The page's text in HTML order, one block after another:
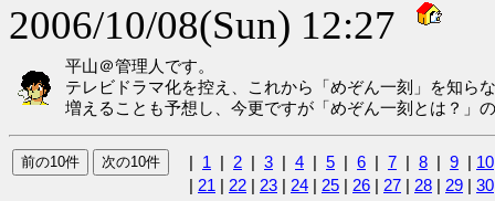
2006/10/08(Sun) 12:27
平山＠管理人です。
テレビドラマ化を控え、これから「めぞん一刻」を知ら
増えることも予想し、今更ですが「めぞん一刻とは？」
| 1 | 2 | 3 | 4 | 5 | 6 | 7 | 8 | 9 | 10
| 21 | 22 | 23 | 24 | 25 | 26 | 27 | 28 | 29 | 30